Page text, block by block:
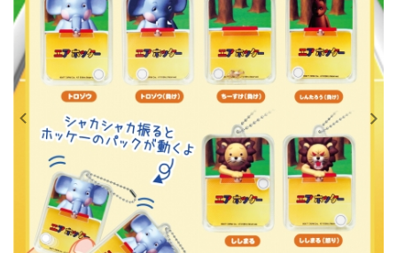
カプセルトイ
販促用空カプセル
レンタル
景品・玩具・文具
販促用カプセルトイ